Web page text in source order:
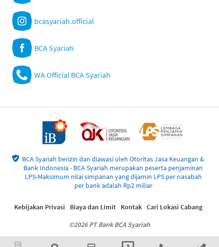
bcasyariah.official
BCA Syariah
WA Official BCA Syariah
BCA Syariah berizin dan diawasi oleh Otoritas Jasa Keuangan &
Bank Indonesia - BCA Syariah merupakan peserta penjaminan
LPS-Maksimum nilai simpanan yang dijamin LPS per nasabah
per bank adalah Rp2 miliar
©2026 PT Bank BCA Syariah
Kebijakan Privasi Biaya dan Limit Kontak Cari Lokasi Cabang